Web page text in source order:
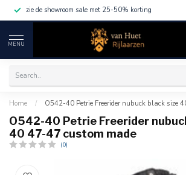
zie de showroom sale met 25-50% korting
MENU
Home / O542-40 Petrie Freerider nubuck black size
O542-40 Petrie Freerider
40 47-47 custom made
(0)